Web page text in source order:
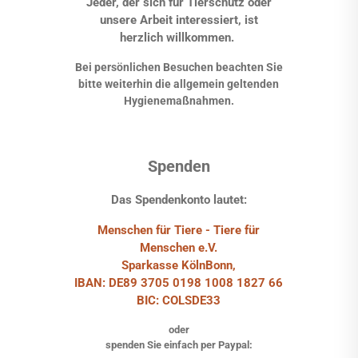
unsere Arbeit interessiert, ist
herzlich willkommen.
Bei persönlichen Besuchen beachten Sie
bitte weiterhin die allgemein geltenden
Hygienemaßnahmen.
Spenden
Das Spendenkonto lautet:
Menschen für Tiere - Tiere für
Menschen e.V.
Sparkasse KölnBonn,
IBAN: DE89 3705 0198 1008 1827 66
BIC: COLSDE33
oder
spenden Sie einfach per Paypal: